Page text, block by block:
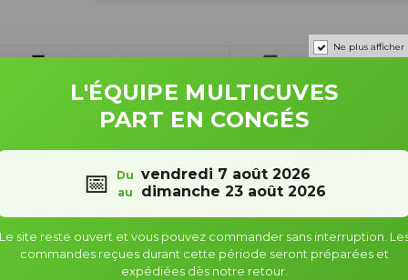
d’eau de pluie 1000 L – Cuve IBC poche neuve
Récupérateur d’eau de pluie
– Cuve IBC poche neuve
Référence : 888554
Ne plus afficher
L'ÉQUIPE MULTICUVES
PART EN CONGÉS
📅 Du vendredi 7 août 2026
au dimanche 23 août 2026
site reste ouvert et vous pouvez commander sans interruption.
commandes reçues durant cette période seront préparées et
expédiées dès notre retour.